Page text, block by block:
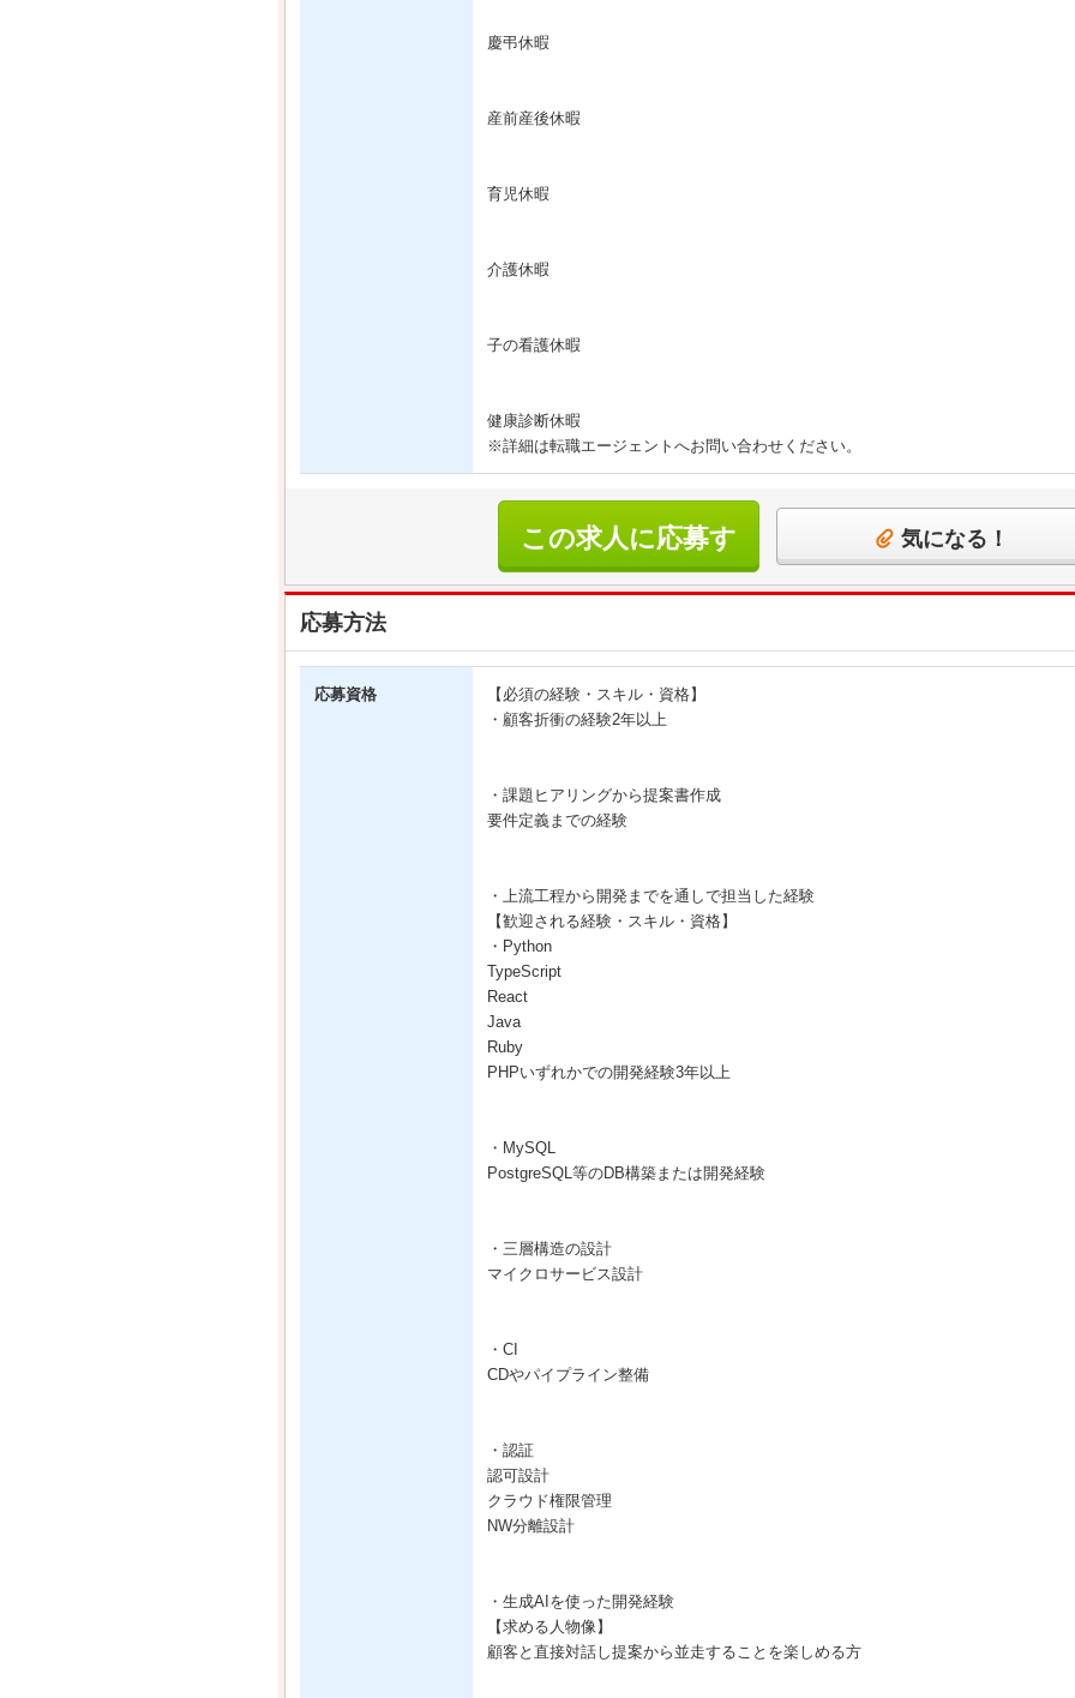
慶弔休暇
産前産後休暇
育児休暇
介護休暇
子の看護休暇
健康診断休暇
※詳細は転職エージェントへお問い合わせください。
この求人に応募す
る
気になる！
応募方法
応募資格
【必須の経験・スキル・資格】
・顧客折衝の経験2年以上
・課題ヒアリングから提案書作成
要件定義までの経験
・上流工程から開発までを通しで担当した経験
【歓迎される経験・スキル・資格】
・Python
TypeScript
React
Java
Ruby
PHPいずれかでの開発経験3年以上
・MySQL
PostgreSQL等のDB構築または開発経験
・三層構造の設計
マイクロサービス設計
・CI
CDやパイプライン整備
・認証
認可設計
クラウド権限管理
NW分離設計
・生成AIを使った開発経験
【求める人物像】
顧客と直接対話し提案から並走することを楽しめる方